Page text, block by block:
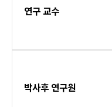
연구 교수
박사후 연구원